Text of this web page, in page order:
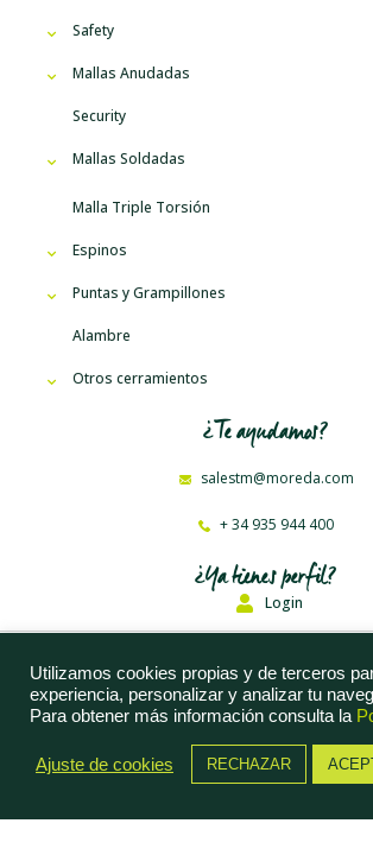
Safety
Mallas Anudadas
Security
Mallas Soldadas
Malla Triple Torsión
Espinos
Puntas y Grampillones
Alambre
Otros cerramientos
¿Te ayudamos?
salestm@moreda.com
+ 34 935 944 400
¿Ya tienes perfil?
Login
Moreda Riviere Trefilerías, S. A. ©
Aviso Legal
Política de Privacidad
Utilizamos cookies propias y de terceros
experiencia, personalizar y analizar tu
Para obtener más información consulta la
Ajuste de cookies RECHAZAR